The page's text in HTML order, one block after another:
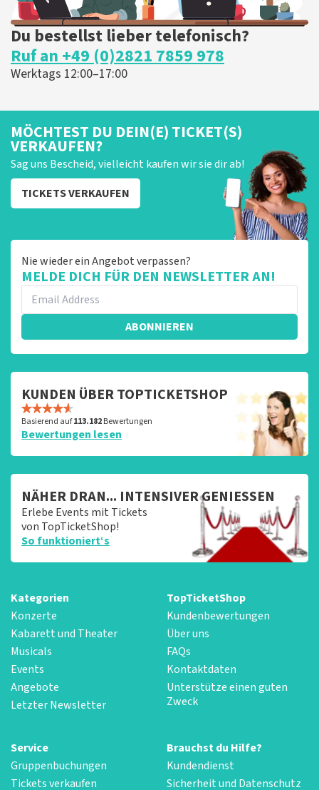
Du bestellst lieber telefonisch?
Ruf an +49 (0)2821 7859 978
Werktags 12:00–17:00
MÖCHTEST DU DEIN(E) TICKET(S)
VERKAUFEN?
Sag uns Bescheid, vielleicht kaufen wir sie dir ab!
TICKETS VERKAUFEN
Nie wieder ein Angebot verpassen?
MELDE DICH FÜR DEN NEWSLETTER AN!
ABONNIEREN
KUNDEN ÜBER TOPTICKETSHOP
Basierend auf113.182Bewertungen
Bewertungen lesen
NÄHER DRAN... INTENSIVER GENIESSEN
Erlebe Events mit Tickets
von TopTicketShop!
So funktioniert‘s
Kategorien
Konzerte
Kabarett und Theater
Musicals
Events
Angebote
Letzter Newsletter
TopTicketShop
Kundenbewertungen
Über uns
FAQs
Kontaktdaten
Unterstütze einen guten
Zweck
Service
Gruppenbuchungen
Tickets verkaufen
Brauchst du Hilfe?
Kundendienst
Sicherheit und Datenschutz